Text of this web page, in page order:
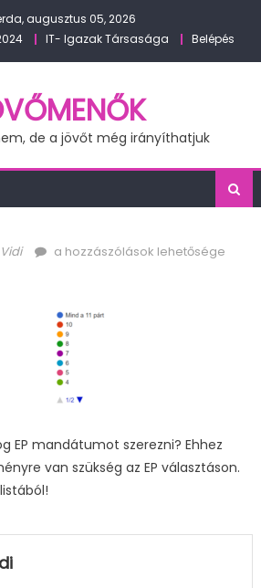
augusztus 05, 2026
IT- Igazak Társasága Belépés
de a jövőt még irányíthatjuk
ep9
a hozzászólások lehetősége
EP mandátumot szerezni? Ehhez
van szükség az EP választáson.